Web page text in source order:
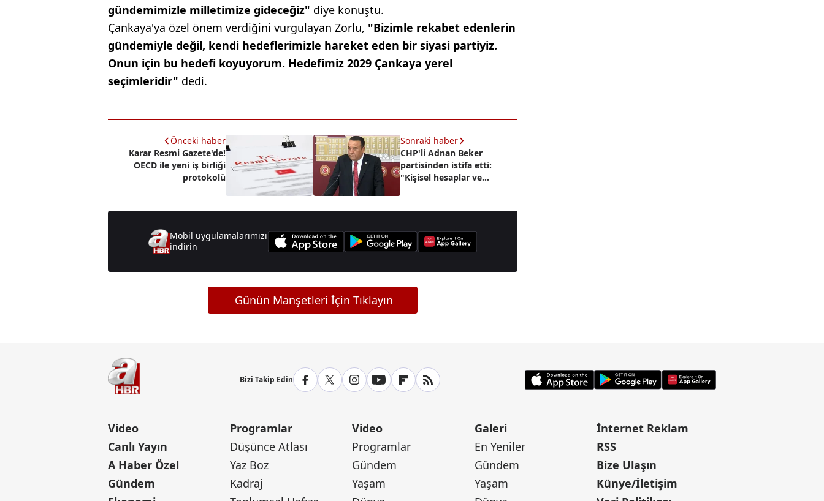
gündemimizle milletimize gideceğiz" diye konuştu.
Çankaya'ya özel önem verdiğini vurgulayan Zorlu, "Bizimle rekabet edenlerin
gündemiyle değil, kendi hedeflerimizle hareket eden bir siyasi partiyiz.
Onun için bu hedefi koyuyorum. Hedefimiz 2029 Çankaya yerel
seçimleridir" dedi.
Önceki haber
Karar Resmi Gazete'de!
OECD ile yeni iş birliği
protokolü
Sonraki haber
CHP'li Adnan Beker
partisinden istifa etti:
"Kişisel hesaplar ve
Mobil uygulamalarımızı
indirin
Günün Manşetleri İçin Tıklayın
Bizi Takip Edin
Video
Canlı Yayın
A Haber Özel
Gündem
Programlar
Düşünce Atlası
Yaz Boz
Kadraj
Video
Programlar
Gündem
Yaşam
Galeri
En Yeniler
Gündem
Yaşam
İnternet Reklam
RSS
Bize Ulaşın
Künye/İletişim